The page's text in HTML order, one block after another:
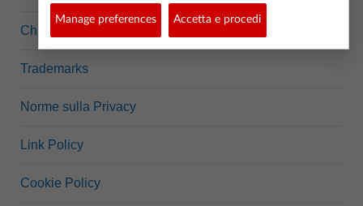
Chi siamo
Trademarks
Norme sulla Privacy
Link Policy
Cookie Policy
Manage preferences Accetta e procedi